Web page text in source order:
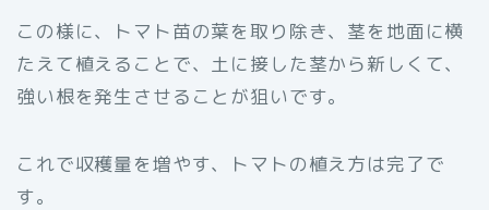
この様に、トマト苗の葉を取り除き、茎を地面に横
たえて植えることで、土に接した茎から新しくて、
強い根を発生させることが狙いです。
これで収穫量を増やす、トマトの植え方は完了で
す。